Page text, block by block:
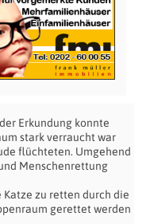
Erkundung konnte
stark verraucht war
flüchteten. Umgehend
Menschenrettung
Katze zu retten durch die
gerettet werden